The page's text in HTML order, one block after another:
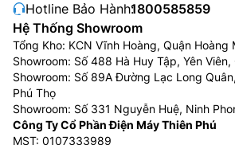
Hotline Bảo Hành:1800585859
Hệ Thống Showroom
Tổng Kho: KCN Vĩnh Hoàng, Quận Hoàng
Showroom: Số 488 Hà Huy Tập, Yên Viên,
Showroom: Số 89A Đường Lạc Long
Phú Thọ
Showroom: Số 331 Nguyễn Huệ, Ninh
Công Ty Cổ Phần Điện Máy Thiên Phú
MST: 0107333989